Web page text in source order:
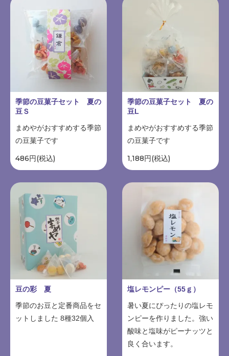
季節の豆菓子セット 夏の
豆Ｓ
まめやがおすすめする季節
の豆菓子です
486円(税込)
季節の豆菓子セット 夏の
豆L
まめやがおすすめする季節
の豆菓子です
1,188円(税込)
豆の彩 夏
季節のお豆と定番商品をセ
ットしました 8種32個入
塩レモンピー（55ｇ）
暑い夏にぴったりの塩レモ
ンピーを作りました。強い
酸味と塩味がピーナッツと
良く合います。